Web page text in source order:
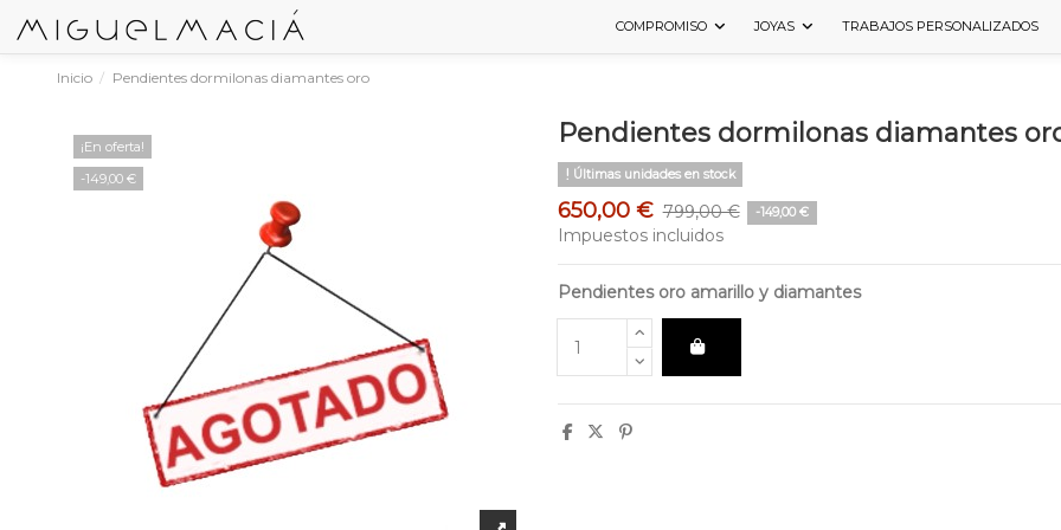
COMPROMISO JOYAS TRABAJOS PERSONALIZADOS
Inicio Pendientes dormilonas diamantes oro
¡En oferta!
-149,00 €
Pendientes dormilonas diamantes
Últimas unidades en stock
650,00 € 799,00 € -149,00 €
Impuestos incluidos
Pendientes oro amarillo y diamantes